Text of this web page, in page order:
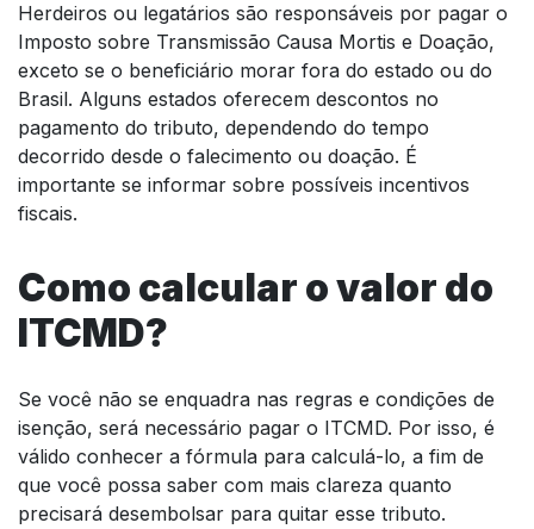
Herdeiros ou legatários são responsáveis por pagar o
Imposto sobre Transmissão Causa Mortis e Doação,
exceto se o beneficiário morar fora do estado ou do
Brasil. Alguns estados oferecem descontos no
pagamento do tributo, dependendo do tempo
decorrido desde o falecimento ou doação. É
importante se informar sobre possíveis incentivos
fiscais.
Como calcular o valor do
ITCMD?
Se você não se enquadra nas regras e condições de
isenção, será necessário pagar o ITCMD. Por isso, é
válido conhecer a fórmula para calculá-lo, a fim de
que você possa saber com mais clareza quanto
precisará desembolsar para quitar esse tributo.